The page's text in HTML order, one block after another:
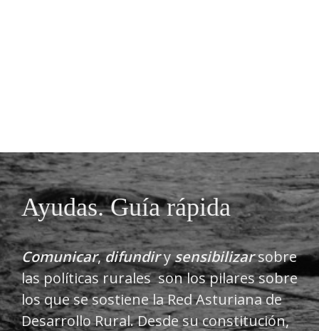
Ayudas. Guía rápida
Comunicar,difundirysensibilizarsobre
las políticas rurales son los pilares sobre
los que se sostiene la Red Asturiana de
Desarrollo Rural. Desde su constitución,